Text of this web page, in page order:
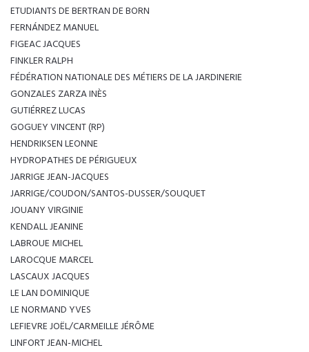
ETUDIANTS DE BERTRAN DE BORN
FERNÁNDEZ MANUEL
FIGEAC JACQUES
FINKLER RALPH
FÉDÉRATION NATIONALE DES MÉTIERS DE LA JARDINERIE
GONZALES ZARZA INÈS
GUTIÉRREZ LUCAS
GOGUEY VINCENT (RP)
HENDRIKSEN LEONNE
HYDROPATHES DE PÉRIGUEUX
JARRIGE JEAN-JACQUES
JARRIGE/COUDON/SANTOS-DUSSER/SOUQUET
JOUANY VIRGINIE
KENDALL JEANINE
LABROUE MICHEL
LAROCQUE MARCEL
LASCAUX JACQUES
LE LAN DOMINIQUE
LE NORMAND YVES
LEFIEVRE JOËL/CARMEILLE JÉRÔME
LINFORT JEAN-MICHEL